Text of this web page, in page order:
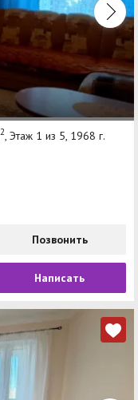
2 , Этаж 1 из 5, 1968 г.
Позвонить
Написать